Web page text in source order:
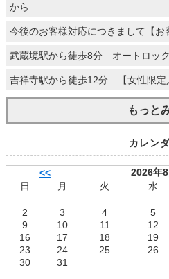
から
今後のお客様対応につきまして【お
武蔵境駅から徒歩8分 オートロッ
吉祥寺駅から徒歩12分 【女性限
もっと
カレン
<<
2026年8
日
月 火 水
2
3 4 5
9
10 11 12
16
17 18 19
23
24 25 26
30
31